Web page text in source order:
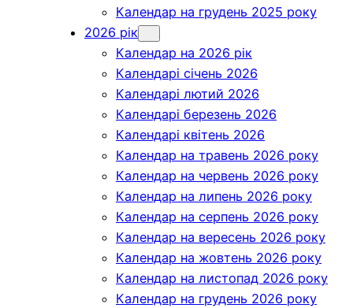
Календар на грудень 2025 року
2026 рік
Календар на 2026 рік
Календарі січень 2026
Календарі лютий 2026
Календарі березень 2026
Календарі квітень 2026
Календар на травень 2026 року
Календар на червень 2026 року
Календар на липень 2026 року
Календар на серпень 2026 року
Календар на вересень 2026 року
Календар на жовтень 2026 року
Календар на листопад 2026 року
Календар на грудень 2026 року